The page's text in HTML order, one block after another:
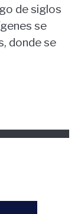
de siglos
se
donde se